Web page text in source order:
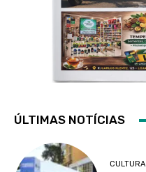
ÚLTIMAS NOTÍCIAS
CULTURA